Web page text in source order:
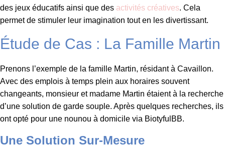
des jeux éducatifs ainsi que des activités créatives. Cela
permet de stimuler leur imagination tout en les divertissant.
Étude de Cas : La Famille Martin
Prenons l’exemple de la famille Martin, résidant à Cavaillon.
Avec des emplois à temps plein aux horaires souvent
changeants, monsieur et madame Martin étaient à la recherche
d’une solution de garde souple. Après quelques recherches, ils
ont opté pour une nounou à domicile via BiotyfulBB.
Une Solution Sur-Mesure